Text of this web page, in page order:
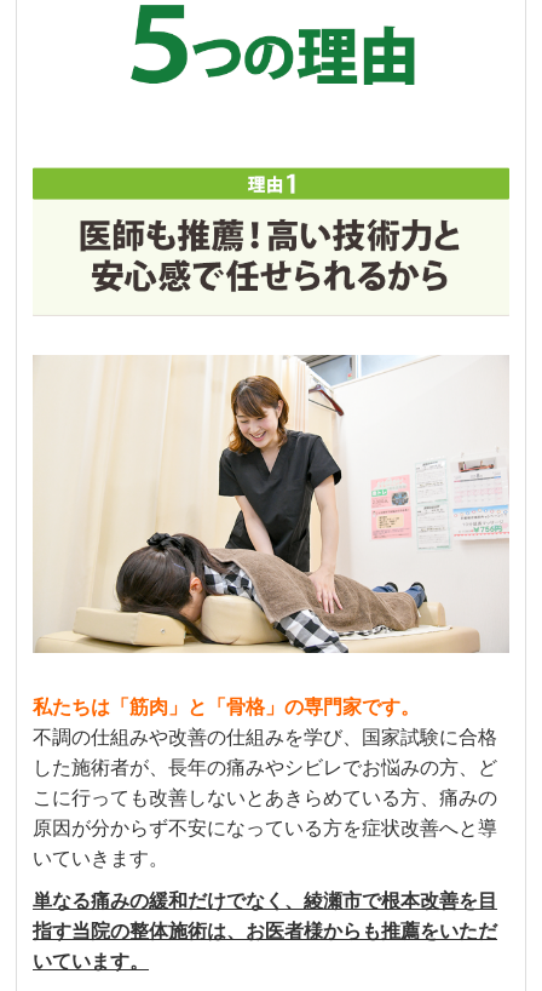
私たちは「筋肉」と「骨格」の専門家です。
不調の仕組みや改善の仕組みを学び、国家試験に合格
した施術者が、長年の痛みやシビレでお悩みの方、ど
こに行っても改善しないとあきらめている方、痛みの
原因が分からず不安になっている方を症状改善へと導
いていきます。
単なる痛みの緩和だけでなく、綾瀬市で根本改善を目
指す当院の整体施術は、お医者様からも推薦をいただ
いています。